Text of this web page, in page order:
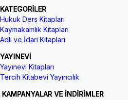
KATEGORİLER
Hukuk Ders Kitapları
Kaymakamlık Kitapları
Adli ve İdari Kitapları
YAYINEVİ
Yayınevi Kitapları
Tercih Kitabevi Yayıncılık
KAMPANYALAR VE İNDİRİMLER